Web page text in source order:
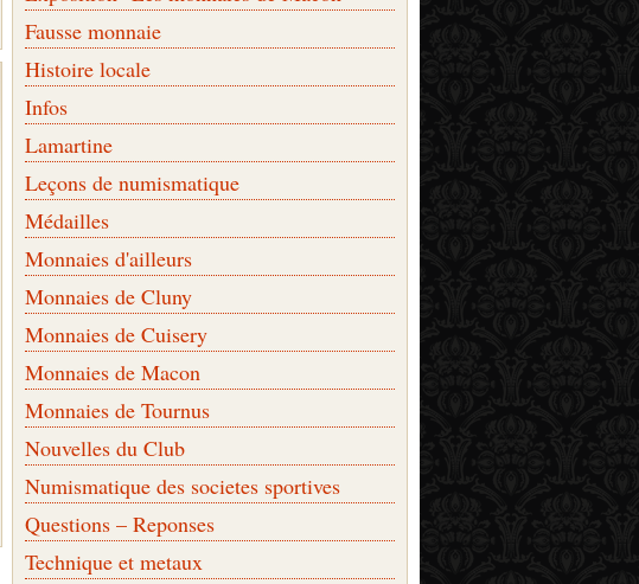
Fausse monnaie
Histoire locale
Infos
Lamartine
Leçons de numismatique
Médailles
Monnaies d'ailleurs
Monnaies de Cluny
Monnaies de Cuisery
Monnaies de Macon
Monnaies de Tournus
Nouvelles du Club
Numismatique des societes sportives
Questions – Reponses
Technique et metaux